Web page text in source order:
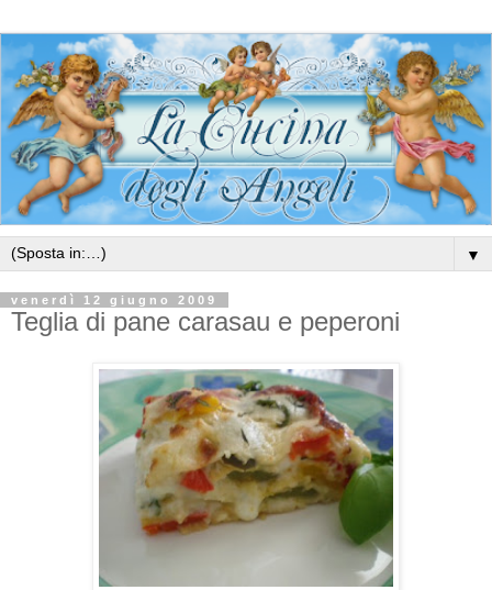
▼
venerdì 12 giugno 2009
Teglia di pane carasau e peperoni